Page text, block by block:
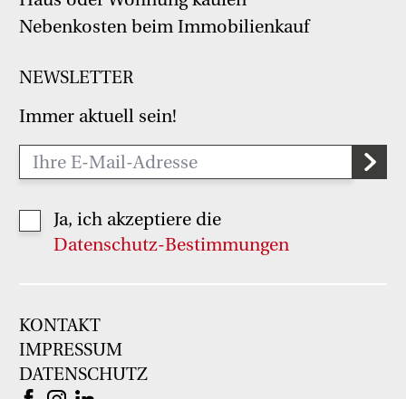
Nebenkosten beim Immobilienkauf
NEWSLETTER
Immer aktuell sein!
Ja, ich akzeptiere die
Datenschutz-Bestimmungen
KONTAKT
IMPRESSUM
DATENSCHUTZ